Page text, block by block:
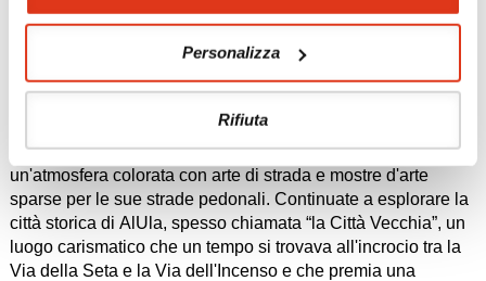
Personalizza
Rifiuta
aggiungendo alla sensazione di oasi che AlUla ancora
conserva. Seguite il tortuoso e ombreggiato Oasis Heritage
Trail attraverso l'aranceto, ascoltate gli uccelli e immaginate
come i nomadi del passato trovassero qui acqua e rifugio dal
Uscite dall'oasi lussureggiante ad AlJadeeda, un'area
conosciuta anche come “Città dell'arte”, che presenta
un'atmosfera colorata con arte di strada e mostre d'arte
sparse per le sue strade pedonali. Continuate a esplorare la
città storica di AlUla, spesso chiamata “la Città Vecchia”, un
luogo carismatico che un tempo si trovava all'incrocio tra la
Via della Seta e la Via dell'Incenso e che premia una